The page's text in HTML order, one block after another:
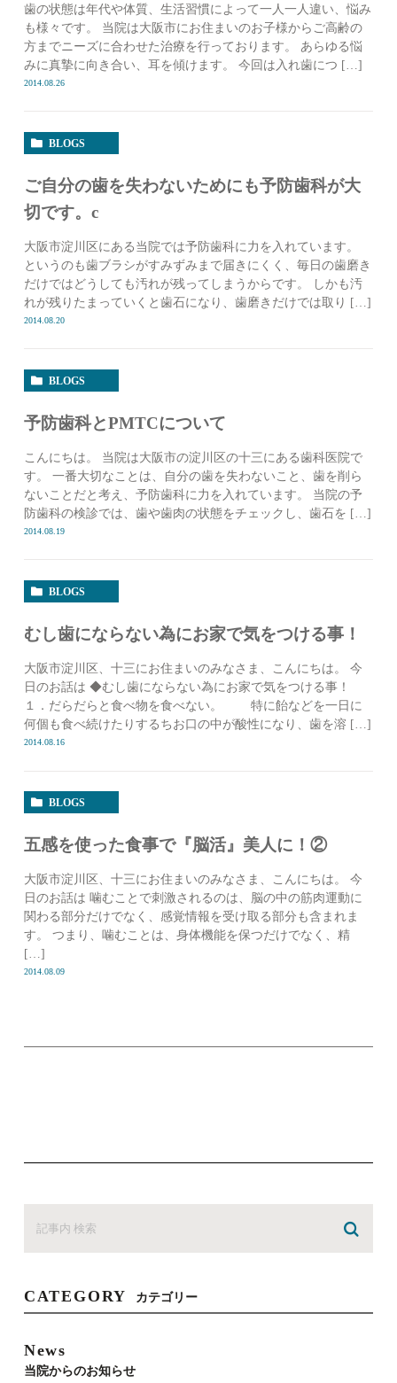
歯の状態は年代や体質、生活習慣によって一人一人違い、悩み
も様々です。 当院は大阪市にお住まいのお子様からご高齢の
方までニーズに合わせた治療を行っております。 あらゆる悩
みに真摯に向き合い、耳を傾けます。 今回は入れ歯につ […]
2014.08.26
BLOGS
ご自分の歯を失わないためにも予防歯科が大
切です。c
大阪市淀川区にある当院では予防歯科に力を入れています。
というのも歯ブラシがすみずみまで届きにくく、毎日の歯磨き
だけではどうしても汚れが残ってしまうからです。 しかも汚
れが残りたまっていくと歯石になり、歯磨きだけでは取り […]
2014.08.20
BLOGS
予防歯科とPMTCについて
こんにちは。 当院は大阪市の淀川区の十三にある歯科医院で
す。 一番大切なことは、自分の歯を失わないこと、歯を削ら
ないことだと考え、予防歯科に力を入れています。 当院の予
防歯科の検診では、歯や歯肉の状態をチェックし、歯石を […]
2014.08.19
BLOGS
むし歯にならない為にお家で気をつける事！
大阪市淀川区、十三にお住まいのみなさま、こんにちは。 今
日のお話は ◆むし歯にならない為にお家で気をつける事！
１．だらだらと食べ物を食べない。 特に飴などを一日に
何個も食べ続けたりするちお口の中が酸性になり、歯を溶 […]
2014.08.16
BLOGS
五感を使った食事で『脳活』美人に！②
大阪市淀川区、十三にお住まいのみなさま、こんにちは。 今
日のお話は 噛むことで刺激されるのは、脳の中の筋肉運動に
関わる部分だけでなく、感覚情報を受け取る部分も含まれま
す。 つまり、噛むことは、身体機能を保つだけでなく、精
[…]
2014.08.09
CATEGORY カテゴリー
News
当院からのお知らせ